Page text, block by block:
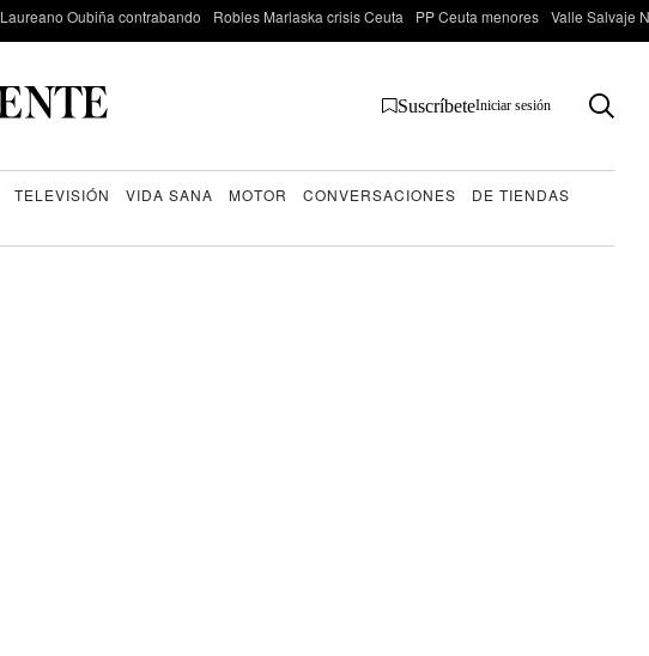
Laureano Oubiña contrabando Robles Marlaska crisis Ceuta PP Ceuta menores Valle Salvaje
SuscríbeteIniciar sesión
TELEVISIÓN VIDA SANA MOTOR CONVERSACIONES
DE TIENDAS